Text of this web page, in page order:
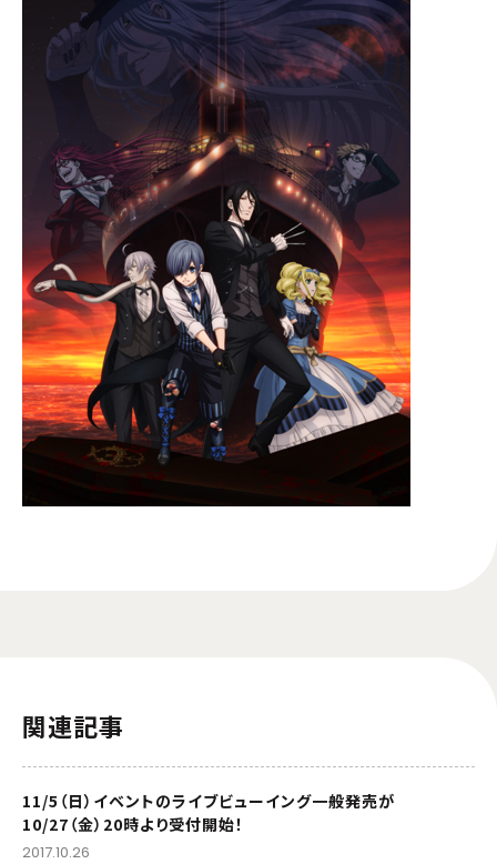
関連記事
11/5（日）イベントのライブビューイング一般発売が
10/27（金）20時より受付開始！
2017.10.26